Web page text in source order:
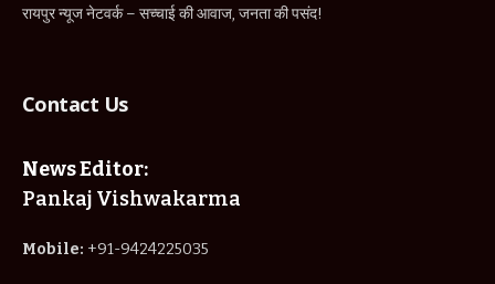
रायपुर न्यूज नेटवर्क – सच्चाई की आवाज, जनता की पसंद!
Contact Us
News Editor:
Pankaj Vishwakarma
Mobile: +91-9424225035